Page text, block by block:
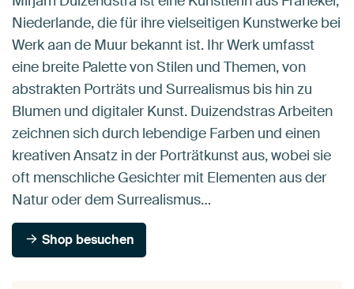
Niederlande, die für ihre vielseitigen Kunstwerke bei
Werk aan de Muur bekannt ist. Ihr Werk umfasst
eine breite Palette von Stilen und Themen, von
abstrakten Porträts und Surrealismus bis hin zu
Blumen und digitaler Kunst. Duizendstras Arbeiten
zeichnen sich durch lebendige Farben und einen
kreativen Ansatz in der Porträtkunst aus, wobei sie
oft menschliche Gesichter mit Elementen aus der
Natur oder dem Surrealismus…
Shop besuchen